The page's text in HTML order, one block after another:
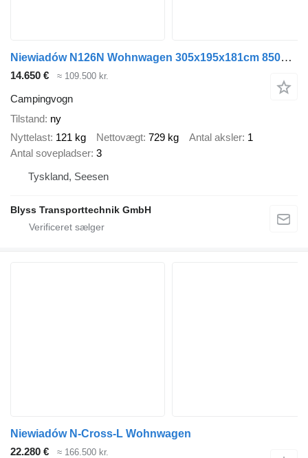
Niewiadów N126N Wohnwagen 305x195x181cm 850kg zGG
14.650 € ≈ 109.500 kr.
Campingvogn
Tilstand ny
Nyttelast 121 kg Nettovægt 729 kg Antal aksler 1
Antal sovepladser 3
Tyskland, Seesen
Blyss Transporttechnik GmbH
Niewiadów N-Cross-L Wohnwagen
22.280 €
≈ 166.500 kr.